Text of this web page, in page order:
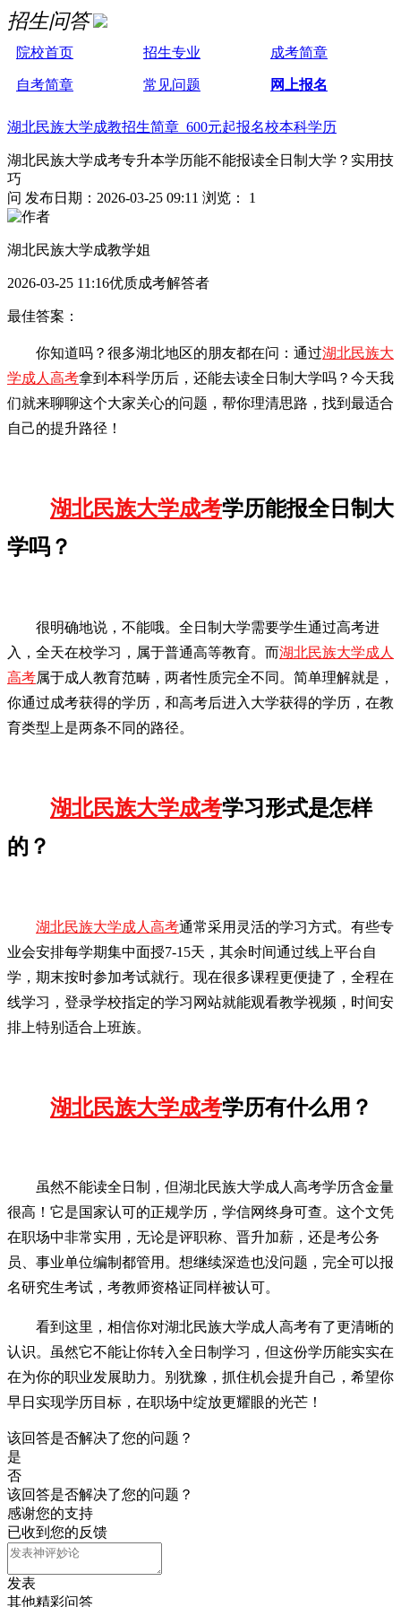
招生问答
院校首页 招生专业 成考简章
自考简章 常见问题 网上报名
湖北民族大学成教招生简章 600元起报名校本科学历
湖北民族大学成考专升本学历能不能报读全日制大学？实用技
巧
问 发布日期：2026-03-25 09:11 浏览： 1
湖北民族大学成教学姐
2026-03-25 11:16优质成考解答者
最佳答案：
你知道吗？很多湖北地区的朋友都在问：通过湖北民族大
学成人高考拿到本科学历后，还能去读全日制大学吗？今天我
们就来聊聊这个大家关心的问题，帮你理清思路，找到最适合
自己的提升路径！
湖北民族大学成考学历能报全日制大
学吗？
很明确地说，不能哦。全日制大学需要学生通过高考进
入，全天在校学习，属于普通高等教育。而湖北民族大学成人
高考属于成人教育范畴，两者性质完全不同。简单理解就是，
你通过成考获得的学历，和高考后进入大学获得的学历，在教
育类型上是两条不同的路径。
湖北民族大学成考学习形式是怎样
的？
湖北民族大学成人高考通常采用灵活的学习方式。有些专
业会安排每学期集中面授7-15天，其余时间通过线上平台自
学，期末按时参加考试就行。现在很多课程更便捷了，全程在
线学习，登录学校指定的学习网站就能观看教学视频，时间安
排上特别适合上班族。
湖北民族大学成考学历有什么用？
虽然不能读全日制，但湖北民族大学成人高考学历含金量
很高！它是国家认可的正规学历，学信网终身可查。这个文凭
在职场中非常实用，无论是评职称、晋升加薪，还是考公务
员、事业单位编制都管用。想继续深造也没问题，完全可以报
名研究生考试，考教师资格证同样被认可。
看到这里，相信你对湖北民族大学成人高考有了更清晰的
认识。虽然它不能让你转入全日制学习，但这份学历能实实在
在为你的职业发展助力。别犹豫，抓住机会提升自己，希望你
早日实现学历目标，在职场中绽放更耀眼的光芒！
该回答是否解决了您的问题？
是
否
该回答是否解决了您的问题？
感谢您的支持
已收到您的反馈
发表
其他精彩问答